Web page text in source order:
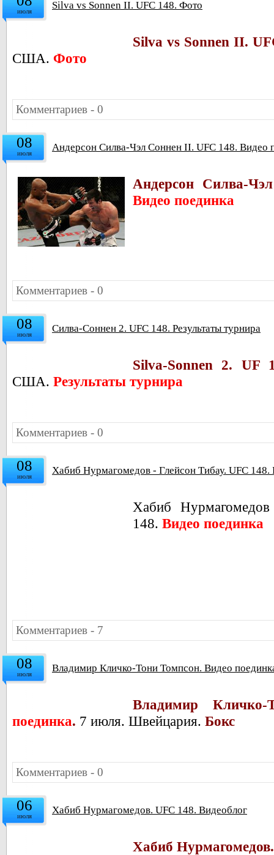
июля Silva vs Sonnen II. UFC 148. Фото
Silva vs Sonnen II.
США. Фото
Комментариев - 0
08
июля Андерсон Силва-Чэл Соннен II. UFC 148. Видео
Андерсон Силва-
Видео поединка
Комментариев - 0
08
июля Силва-Соннен 2. UFC 148. Результаты турнира
Silva-Sonnen 2. UF
США. Результаты турнира
Комментариев - 0
08
июля Хабиб Нурмагомедов - Глейсон Тибау. UFC 148.
Хабиб
148. Видео поединка
Комментариев - 7
08
июля Владимир Кличко-Тони Томпсон. Видео
Владимир
поединка. 7 июля. Швейцария. Бокс
Комментариев - 0
06
июля Хабиб Нурмагомедов. UFC 148. Видеоблог
Хабиб